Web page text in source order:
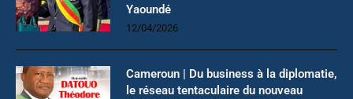
Yaoundé
12/04/2026
Cameroun | Du business à la diplomatie,
le réseau tentaculaire du nouveau